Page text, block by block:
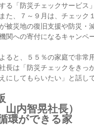
る「防災チェックサービス」
た、７～９月は、チェック１
被災地の復旧支援や防災・
関への寄付になるキャンペ
ると、５５％の家庭で非常
長は「防災チェックをきっ
にしてもらいたい」と話し
内智晃社長）
環ができる家